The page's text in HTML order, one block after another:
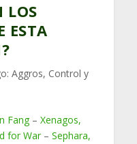
LOS
ESTA
Aggros, Control y
Fang –Xenagos,
for War –Sephara,